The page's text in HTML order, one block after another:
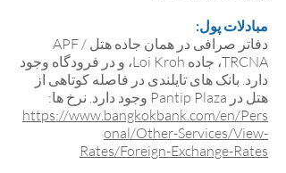
مبادلات پول:
دفاتر صرافی در همان جاده هتل APF /
TRCNA، جاده Loi Kroh، و در فرودگاه وجود
دارد. بانک های تایلندی در فاصله کوتاهی از
هتل در Pantip Plaza وجود دارد. نرخ ها:
https://www.bangkokbank.com/en/Pers
onal/Other-Services/View-
Rates/Foreign-Exchange-Rates